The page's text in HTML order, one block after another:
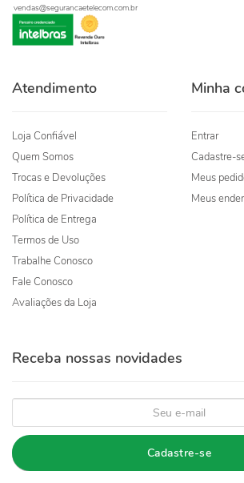
vendas@segurancaetelecom.com.br
Atendimento
Loja Confiável
Quem Somos
Trocas e Devoluções
Política de Privacidade
Política de Entrega
Termos de Uso
Trabalhe Conosco
Fale Conosco
Avaliações da Loja
Minha
Entrar
Cadastre-
Meus
Meus
Receba nossas novidades
Cadastre-se